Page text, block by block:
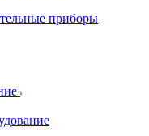
приборы